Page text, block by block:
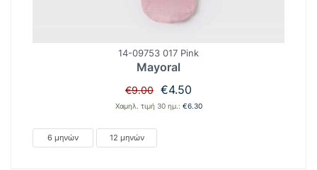
14-09753 017 Pink
Mayoral
€9.00 Original
price
€4.50
τρέχουσα
Χαμηλ. τιμή 30 ημ.: €6.30
6 μηνών 12 μηνών